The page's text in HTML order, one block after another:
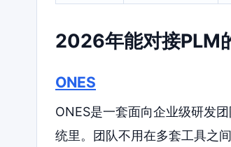
2026年能对接PLM
ONES
ONES是一套面向企业级研发
统里。团队不用在多套工具之